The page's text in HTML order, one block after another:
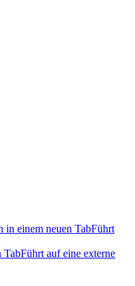
in einem neuen TabFührt
TabFührt auf eine externe